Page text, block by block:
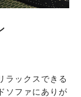
ラックスできる
ソファにありが